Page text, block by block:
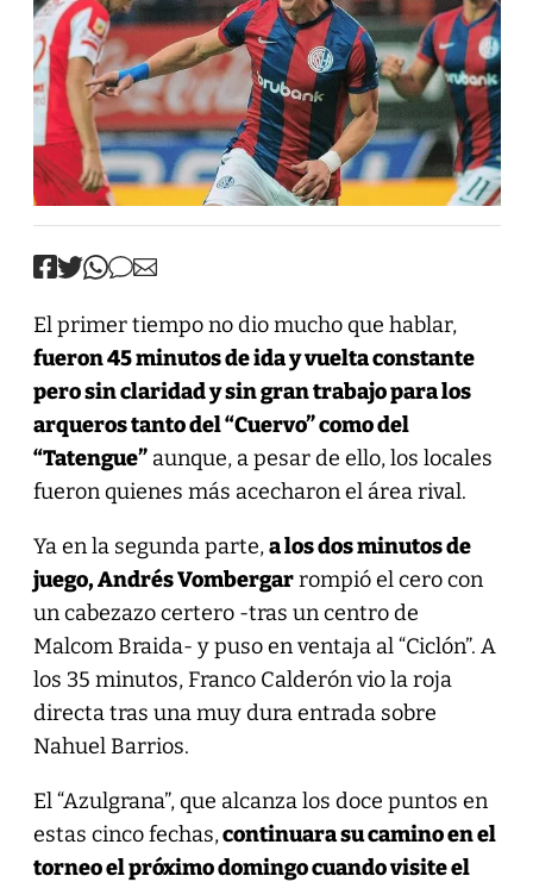
El primer tiempo no dio mucho que hablar,
fueron 45 minutos de ida y vuelta constante
pero sin claridad y sin gran trabajo para los
arqueros tanto del “Cuervo” como del
“Tatengue”aunque, a pesar de ello, los locales
fueron quienes más acecharon el área rival.
Ya en la segunda parte,a los dos minutos de
juego, Andrés Vombergarrompió el cero con
un cabezazo certero -tras un centro de
Malcom Braida- y puso en ventaja al “Ciclón”. A
los 35 minutos, Franco Calderón vio la roja
directa tras una muy dura entrada sobre
Nahuel Barrios.
El “Azulgrana”, que alcanza los doce puntos en
estas cinco fechas,continuara su camino en el
torneo el próximo domingo cuando visite el